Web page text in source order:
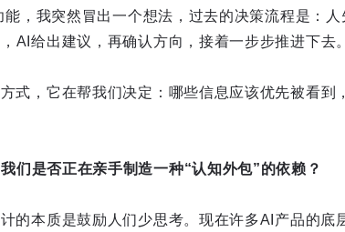
，我突然冒出一个想法，过去的决策流程是：
AI给出建议，再确认方向，接着一步步推进下去。
式，它在帮我们决定：哪些信息应该优先被看到
我们是否正在亲手制造一种“认知外包”的依赖？
的本质是鼓励人们少思考。现在许多AI产品的底